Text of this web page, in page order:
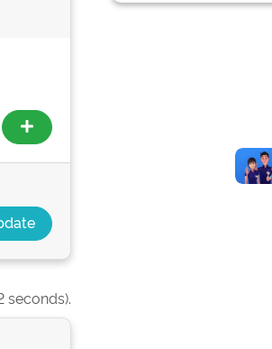
seconds).